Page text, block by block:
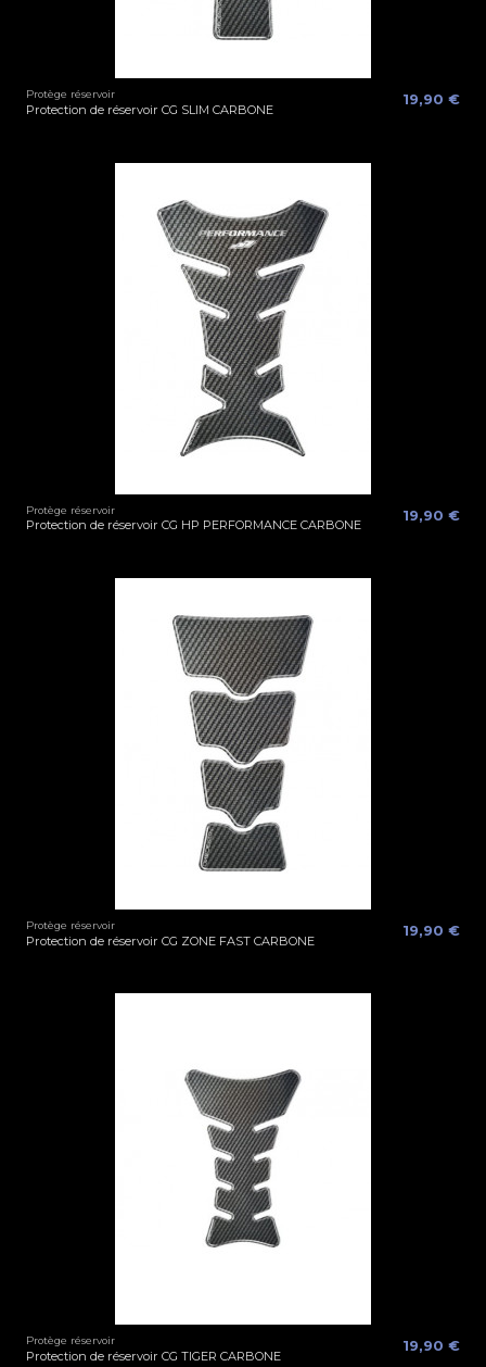
Protège réservoir
Protection de réservoir CG SLIM CARBONE
19,90 €
Protège réservoir
Protection de réservoir CG HP PERFORMANCE CARBONE
19,90 €
Protège réservoir
Protection de réservoir CG ZONE FAST CARBONE
19,90 €
Protège réservoir
Protection de réservoir CG TIGER CARBONE
19,90 €